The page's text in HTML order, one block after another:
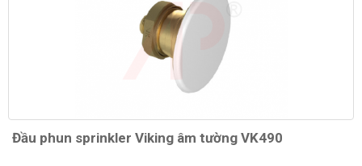
Đầu phun sprinkler Viking âm tường VK490